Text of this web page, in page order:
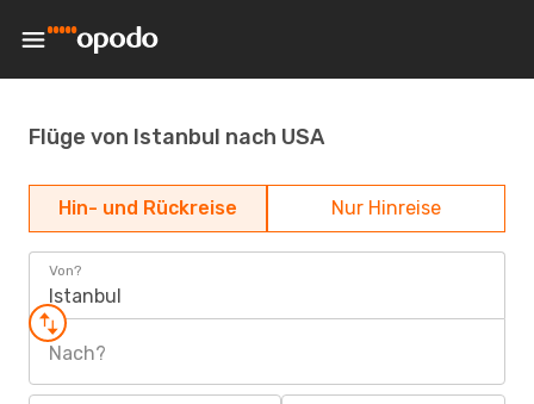
Flüge von Istanbul nach USA
Hin- und Rückreise Nur Hinreise
Von?
Istanbul
Nach?